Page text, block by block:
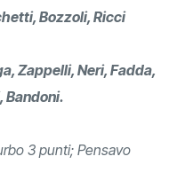
Bozzoli, Ricci
Zappelli, Neri, Fadda,
Bandoni.
3 punti; Pensavo